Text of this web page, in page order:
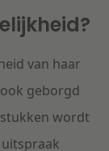
van haar
geborgd
wordt